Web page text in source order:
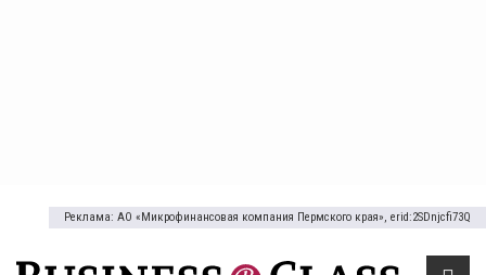
Реклама: АО «Микрофинансовая компания Пермского края», erid:2SDnjcfi73Q